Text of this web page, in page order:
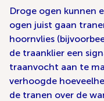
Droge ogen kunnen
ogen juist gaan
hoornvlies
de traanklier een
traanvocht aan te
verhoogde
de tranen over de